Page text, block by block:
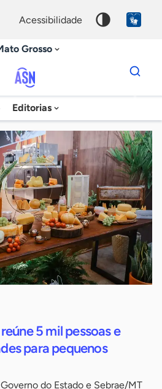
acessibilidade
Grosso
Agência
Sebrae
de
Notícias
Editorias
Dados
para
chave
5 mil pessoas e
para pequenos
do Estado e Sebrae/MT